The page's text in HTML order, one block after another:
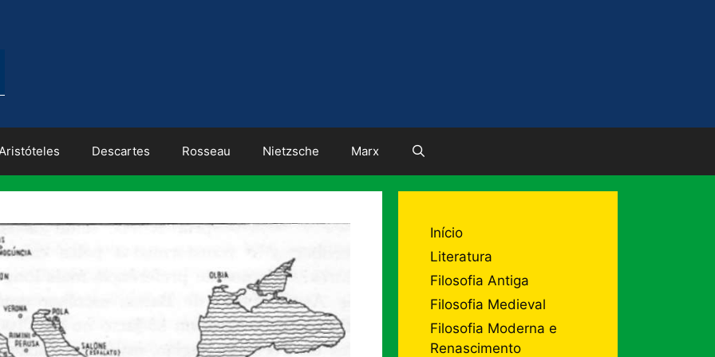
Descartes Rosseau Nietzsche Marx
Início
Literatura
Filosofia Antiga
Filosofia Medieval
Filosofia Moderna e
Renascimento